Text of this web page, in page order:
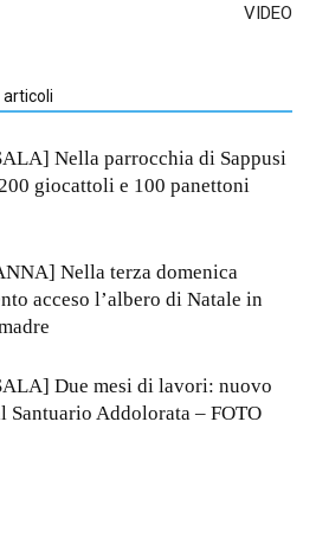
VIDEO
Nella parrocchia di Sappusi
giocattoli e 100 panettoni
Nella terza domenica
acceso l’albero di Natale in
Due mesi di lavori: nuovo
Santuario Addolorata – FOTO